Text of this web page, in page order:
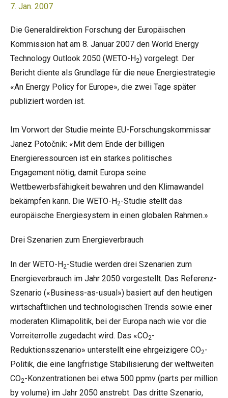
7. Jan. 2007
Die Generaldirektion Forschung der Europäischen
Kommission hat am 8. Januar 2007 den World Energy
Technology Outlook 2050 (WETO-H2) vorgelegt. Der
Bericht diente als Grundlage für die neue Energiestrategie
«An Energy Policy for Europe», die zwei Tage später
publiziert worden ist.
Im Vorwort der Studie meinte EU-Forschungskommissar
Janez Potočnik: «Mit dem Ende der billigen
Energieressourcen ist ein starkes politisches
Engagement nötig, damit Europa seine
Wettbewerbsfähigkeit bewahren und den Klimawandel
bekämpfen kann. Die WETO-H2-Studie stellt das
europäische Energiesystem in einen globalen Rahmen.»
Drei Szenarien zum Energieverbrauch
In der WETO-H2-Studie werden drei Szenarien zum
Energieverbrauch im Jahr 2050 vorgestellt. Das Referenz-
Szenario («Business-as-usual») basiert auf den heutigen
wirtschaftlichen und technologischen Trends sowie einer
moderaten Klimapolitik, bei der Europa nach wie vor die
Vorreiterrolle zugedacht wird. Das «CO2-
Reduktionsszenario» unterstellt eine ehrgeizigere CO2-
Politik, die eine langfristige Stabilisierung der weltweiten
CO2-Konzentrationen bei etwa 500 ppmv (parts per million
by volume) im Jahr 2050 anstrebt. Das dritte Szenario,